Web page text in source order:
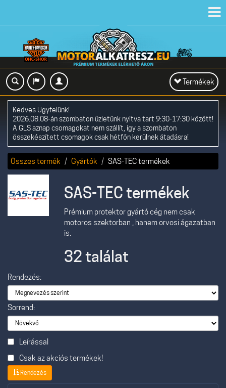
Toggle
navigation
Termékek
Kedves Ügyfelünk!
2026.08.08-án szombaton üzletünk nyitva tart 9:30-17:30 között!
A GLS aznap csomagokat nem szállít, így a szombaton
összekészített csomagok csak hétfőn kerülnek átadásra!
Összes termék Gyártók SAS-TEC termékek
SAS-TEC termékek
Prémium protektor gyártó cég nem csak
motoros szektorban , hanem orvosi ágazatban
is.
32 találat
Rendezés:
Sorrend:
Leírással
Csak az akciós termékek!
Rendezés